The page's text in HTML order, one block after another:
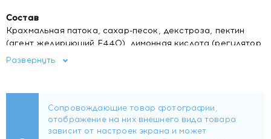
Состав
Крахмальная патока, сахар-песок, декстроза, пектин
(агент желирующий Е440), лимонная кислота (регулятор
кислотности Е330), цитрат натрия (стабилизатор Е331),
(краситель Е160а), концентрат сока фиолетовой
моркови, витамин D3 (холекальциферол).
Форма выпуска
Развернуть